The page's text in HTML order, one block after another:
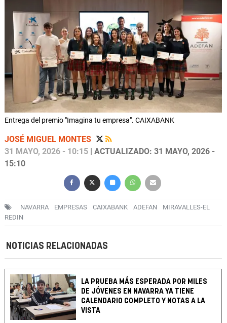
Entrega del premio "Imagina tu empresa". CAIXABANK
JOSÉ MIGUEL MONTES
31 MAYO, 2026 - 10:15 | ACTUALIZADO: 31 MAYO, 2026 -
15:10
NAVARRA EMPRESAS CAIXABANK ADEFAN
MIRAVALLES-EL
REDIN
NOTICIAS RELACIONADAS
LA PRUEBA MÁS ESPERADA POR MILES
DE JÓVENES EN NAVARRA YA TIENE
CALENDARIO COMPLETO Y NOTAS A LA
VISTA